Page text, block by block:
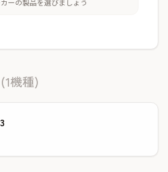
ーの製品を選びましょう
(1機種)